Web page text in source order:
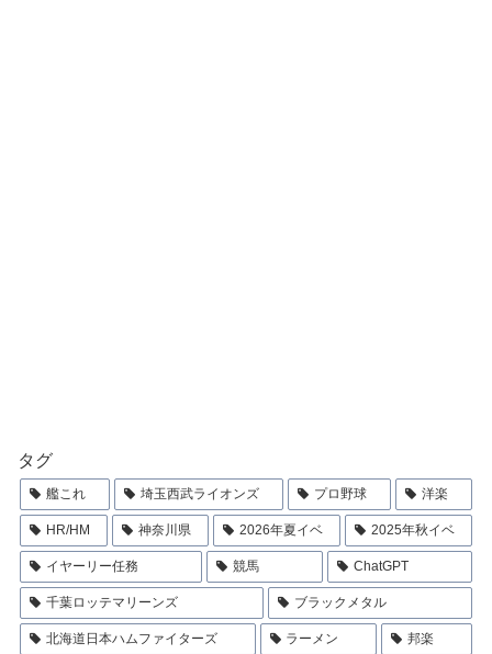
タグ
艦これ 埼玉西武ライオンズ プロ野球 洋楽
HR/HM 神奈川県 2026年夏イベ 2025年秋イベ
イヤーリー任務 競馬 ChatGPT
千葉ロッテマリーンズ ブラックメタル
北海道日本ハムファイターズ ラーメン 邦楽